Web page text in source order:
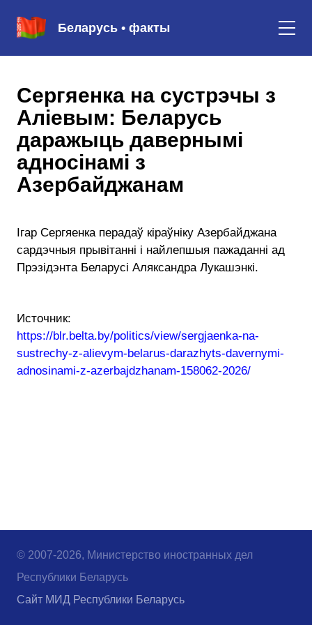
Беларусь • факты
Сергяенка на сустрэчы з
Аліевым: Беларусь
даражыць давернымі
адносінамі з
Азербайджанам
Ігар Сергяенка перадаў кіраўніку Азербайджана
сардэчныя прывітанні і найлепшыя пажаданні ад
Прэзідэнта Беларусі Аляксандра Лукашэнкі.
Источник:
https://blr.belta.by/politics/view/sergjaenka-na-
sustrechy-z-alievym-belarus-darazhyts-davernymi-
adnosinami-z-azerbajdzhanam-158062-2026/
© 2007-2026, Министерство иностранных дел
Республики Беларусь
Сайт МИД Республики Беларусь